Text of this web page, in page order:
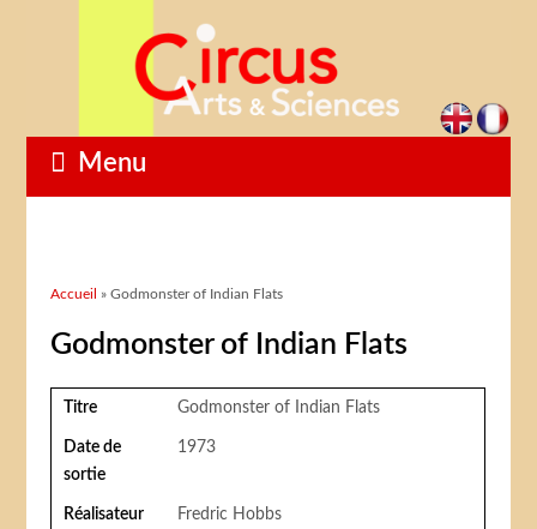
Menu
Vous êtes ici
Accueil » Godmonster of Indian Flats
Godmonster of Indian Flats
Titre Godmonster of Indian Flats
Date de
sortie
1973
Réalisateur Fredric Hobbs